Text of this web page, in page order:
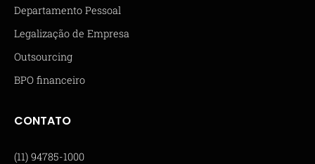
Departamento Pessoal
Legalização de Empresa
Outsourcing
BPO financeiro
CONTATO
(11) 94785-1000